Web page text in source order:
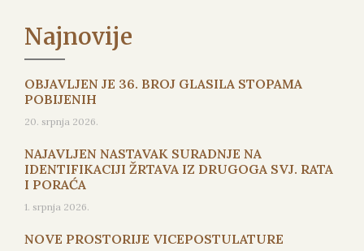
Najnovije
OBJAVLJEN JE 36. BROJ GLASILA STOPAMA
POBIJENIH
20. srpnja 2026.
NAJAVLJEN NASTAVAK SURADNJE NA
IDENTIFIKACIJI ŽRTAVA IZ DRUGOGA SVJ. RATA
I PORAĆA
1. srpnja 2026.
NOVE PROSTORIJE VICEPOSTULATURE